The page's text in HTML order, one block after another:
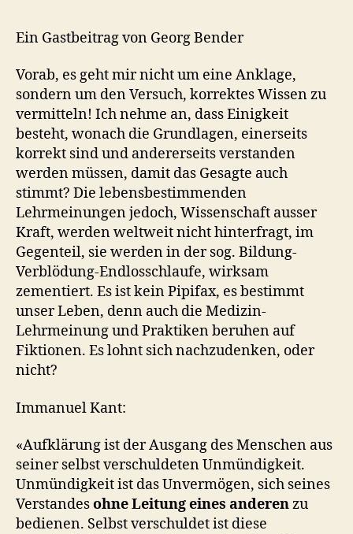
Ein Gastbeitrag von Georg Bender
Vorab, es geht mir nicht um eine Anklage,
sondern um den Versuch, korrektes Wissen zu
vermitteln! Ich nehme an, dass Einigkeit
besteht, wonach die Grundlagen, einerseits
korrekt sind und andererseits verstanden
werden müssen, damit das Gesagte auch
stimmt? Die lebensbestimmenden
Lehrmeinungen jedoch, Wissenschaft ausser
Kraft, werden weltweit nicht hinterfragt, im
Gegenteil, sie werden in der sog. Bildung-
Verblödung-Endlosschlaufe, wirksam
zementiert. Es ist kein Pipifax, es bestimmt
unser Leben, denn auch die Medizin-
Lehrmeinung und Praktiken beruhen auf
Fiktionen. Es lohnt sich nachzudenken, oder
nicht?
Immanuel Kant:
«Aufklärung ist der Ausgang des Menschen aus
seiner selbst verschuldeten Unmündigkeit.
Unmündigkeit ist das Unvermögen, sich seines
Verstandesohne Leitung eines anderenzu
bedienen. Selbst verschuldet ist diese